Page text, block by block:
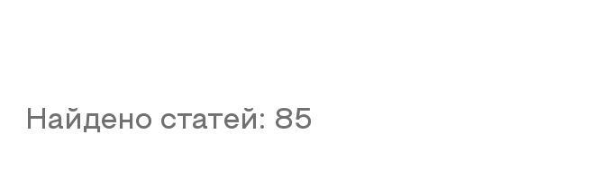
Найдено статей: 85